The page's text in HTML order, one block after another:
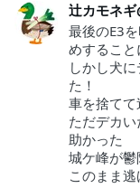
最後のE3
めすること
しかし犬
た！
車を捨てて
ただデカ
助かった
城ケ峰が鬱
このまま